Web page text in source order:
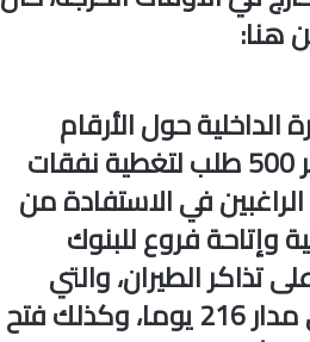
هنا:
حول الأرقام
الثبوتية، وما أعلنته الوزارة من توفير لجان حال توافر 500 طلب لتغطية نفقات
في الاستفادة من
وإتاحة فروع للبنوك
تذاكر الطيران، والتي
تصل لنحو 25% للزوجة، و33% لاثنين من الأبناء، على مدار 216 يوما، وكذلك فتح